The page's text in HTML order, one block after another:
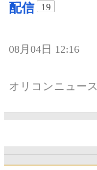
配信
19
08月04日 12:16
オリコンニュース